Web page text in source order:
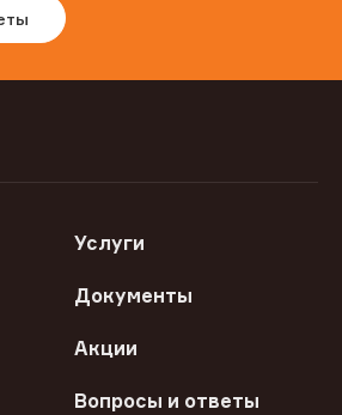
Услуги
Документы
Акции
Вопросы и ответы